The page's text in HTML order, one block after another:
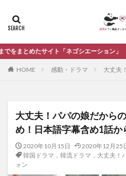
ション」
HOME 感動・ドラマ 大丈夫
大丈夫！パパの娘だから
め！日本語字幕含め1話か
2020年10月15日 2020年12月25
韓国ドラマ，韓流ドラマ，大丈夫！
ォン